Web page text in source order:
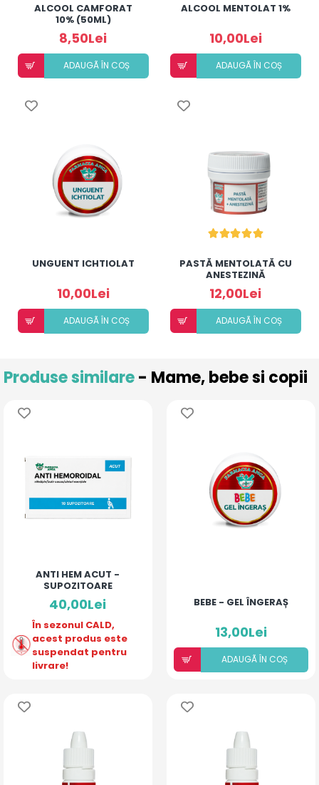
ALCOOL CAMFORAT
10% (50ML)
8,50Lei
ADAUGÃ ÎN COȘ
ALCOOL MENTOLAT 1%
10,00Lei
ADAUGÃ ÎN COȘ
UNGUENT ICHTIOLAT
10,00Lei
ADAUGÃ ÎN COȘ
PASTĂ MENTOLATĂ CU
ANESTEZINĂ
12,00Lei
ADAUGÃ ÎN COȘ
Produse similare- Mame, bebe si copii
ANTI HEM ACUT -
SUPOZITOARE
40,00Lei
În sezonul CALD,
acest produs este
suspendat pentru
livrare!
BEBE - GEL ÎNGERAȘ
13,00Lei
ADAUGÃ ÎN COȘ